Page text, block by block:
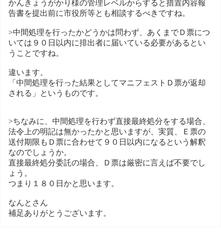
かんきょうがかり様の管理レベルからすると措置内容報
告書を提出前に市役所等とも相談するべきですね。
>中間処理を行ったかどうかは問わず、あくまでＤ票につ
いては９０日以内に排出者に届いている必要があるとい
うことですね。
違います。
「中間処理を行った結果としてマニフェストＤ票が返却
される」というものです。
>ちなみに、中間処理を行わず直接最終処分をする場合、
法令上の明記は無かったかと思いますが、実質、Ｅ票の
送付期限もＤ票に合わせて９０日以内になるという解釈
なのでしょうか。
直接最終処分委託の場合、Ｄ票は厳密に言えば不要でし
ょう。
つまり１８０日かと思います。
なんとさん
補足ありがとうございます。